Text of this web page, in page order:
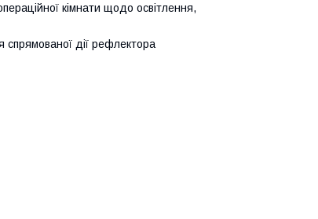
кімнати щодо освітлення,
спрямованої дії рефлектора